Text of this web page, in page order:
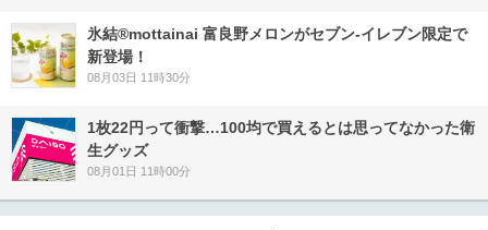
氷結®mottainai 富良野メロンがセブン‐イレブン限定で
新登場！
08月03日 11時30分
1枚22円って衝撃…100均で買えるとは思ってなかった衛
生グッズ
08月01日 11時00分